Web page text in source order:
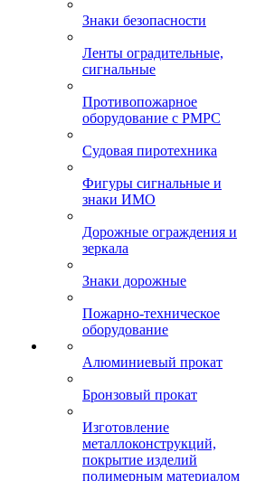
Знаки безопасности
Ленты оградительные,
сигнальные
Противопожарное
оборудование с РМРС
Судовая пиротехника
Фигуры сигнальные и
знаки ИМО
Дорожные ограждения и
зеркала
Знаки дорожные
Пожарно-техническое
оборудование
Алюминиевый прокат
Бронзовый прокат
Изготовление
металлоконструкций,
покрытие изделий
полимерным материалом